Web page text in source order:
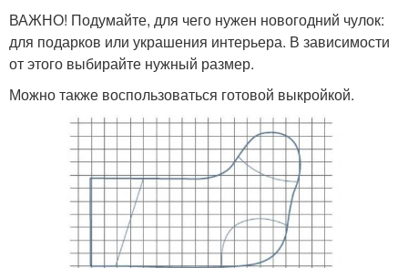
ВАЖНО! Подумайте, для чего нужен новогодний чулок:
для подарков или украшения интерьера. В зависимости
от этого выбирайте нужный размер.
Можно также воспользоваться готовой выкройкой.